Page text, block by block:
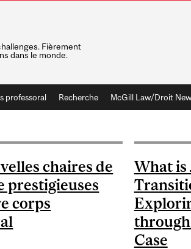
Fièrement
dans le monde.
professoral Recherche McGill Law/Droit
chaires de
prestigieuses
corps
What is
Case